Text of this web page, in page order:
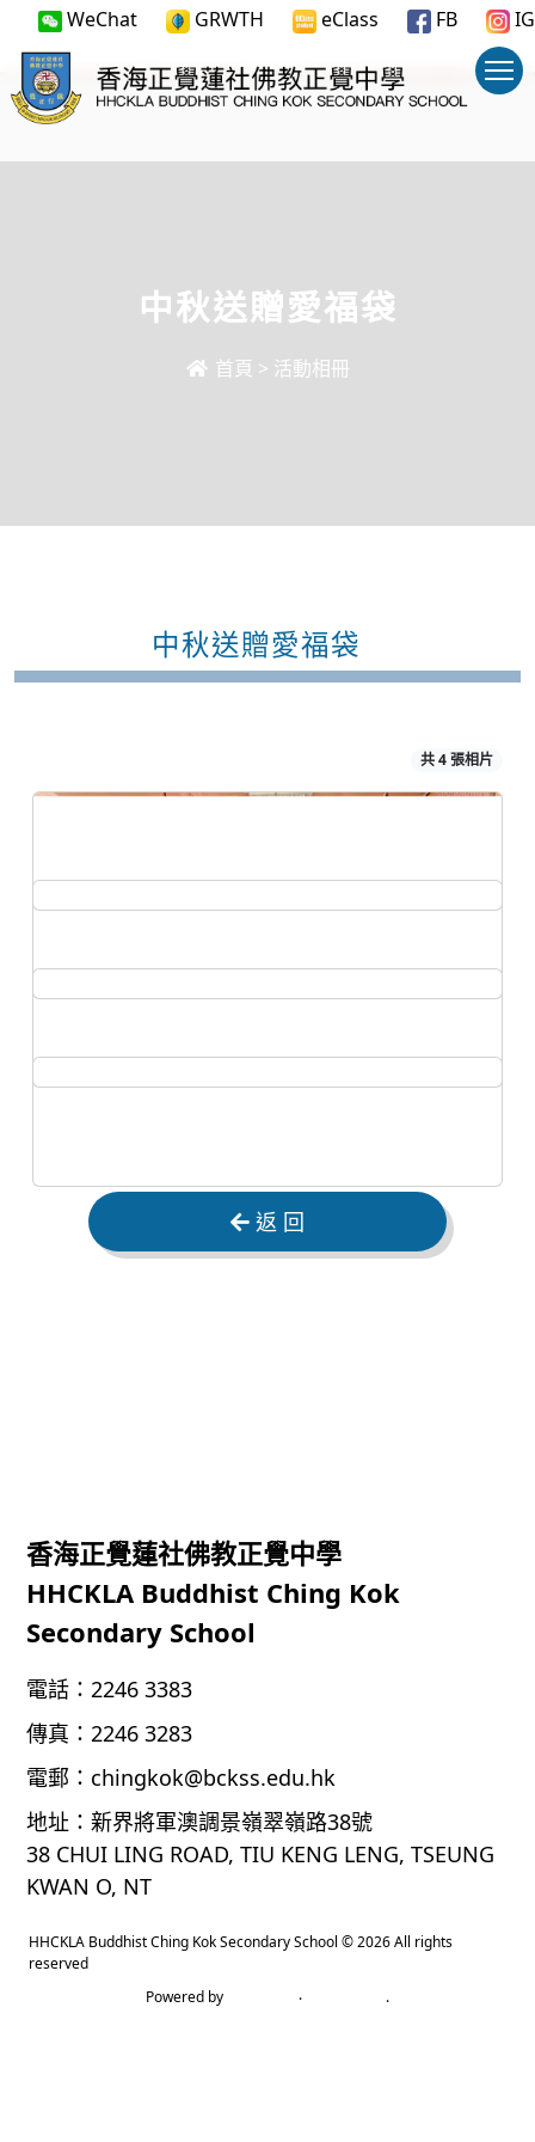
WeChat GRWTH eClass FB IG
中秋送贈愛福袋
首頁 > 活動相冊
中秋送贈愛福袋
共 4 張相片
返 回
香海正覺蓮社佛教正覺中學
HHCKLA Buddhist Ching Kok
Secondary School
電話： 2246 3383
傳真： 2246 3283
電郵： chingkok@bckss.edu.hk
地址： 新界將軍澳調景嶺翠嶺路38號
38 CHUI LING ROAD, TIU KENG LENG, TSEUNG
KWAN O, NT
HHCKLA Buddhist Ching Kok Secondary School © 2026 All rights
reserved
Powered by
‧ .